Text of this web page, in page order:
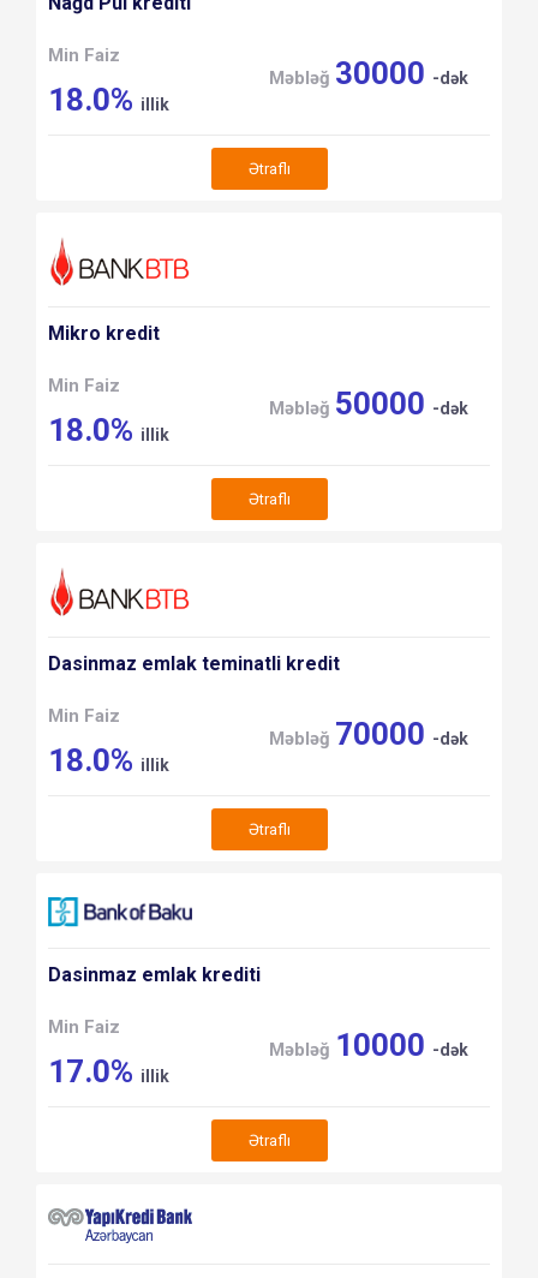
Min Faiz
18.0% illik
Məbləğ 30000 -dək
Ətraflı
Mikro kredit
Min Faiz
18.0% illik
Məbləğ 50000 -dək
Ətraflı
Dasinmaz emlak teminatli kredit
Min Faiz
18.0% illik
Məbləğ 70000 -dək
Ətraflı
Dasinmaz emlak krediti
Min Faiz
17.0% illik
Məbləğ 10000 -dək
Ətraflı